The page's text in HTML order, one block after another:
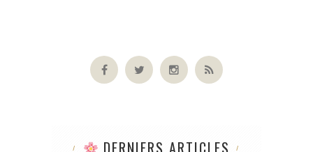
DERNIERS ARTICLES